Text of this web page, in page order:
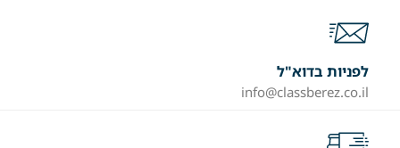
לפניות בדוא"ל
info@classberez.co.il